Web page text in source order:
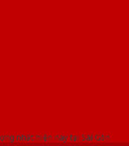
nhất hiện nay tại Sài Gòn